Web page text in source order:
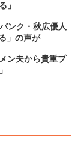
」
ンク・秋広優人
」の声が
ン夫から貴重プ